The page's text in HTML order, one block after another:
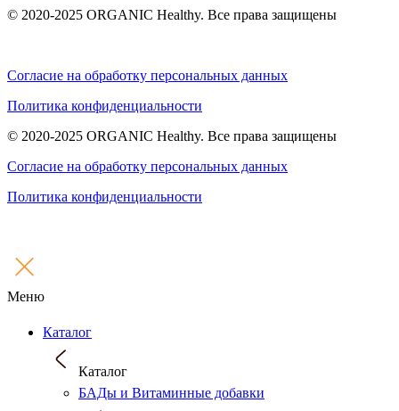
© 2020-2025 ORGANIC Healthy. Все права защищены
Согласие на обработку персональных данных
Политика конфиденциальности
© 2020-2025 ORGANIC Healthy. Все права защищены
Согласие на обработку персональных данных
Политика конфиденциальности
Меню
Каталог
Каталог
БАДы и Витаминные добавки